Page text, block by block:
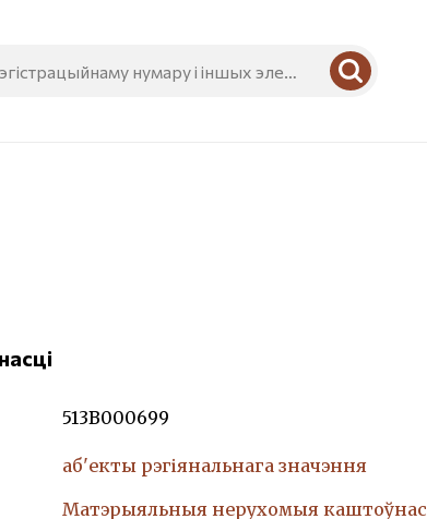
513В000699
аб'екты рэгіянальнага значэння
Матэрыяльныя нерухомыя